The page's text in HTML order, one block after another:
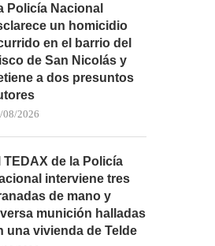
24/05/2026
Policía Nacional
un homicidio
en el barrio del
de San Nicolás y
a dos presuntos
08/2026
TEDAX de la Policía
interviene tres
de mano y
munición halladas
una vivienda de Telde